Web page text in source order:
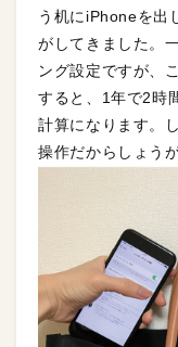
う机にiPhoneを出
がしてきました。
ング設定ですが、
すると、1年で2時
計算になります。
操作だからしょう